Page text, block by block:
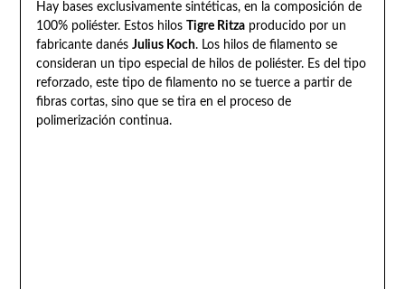
Hay bases exclusivamente sintéticas, en la composición de
100% poliéster. Estos hilos
Tigre Ritzaproducido por un
fabricante danés Julius Koch. Los hilos de filamento se
consideran un tipo especial de hilos de poliéster. Es del tipo
reforzado, este tipo de filamento no se tuerce a partir de
fibras cortas, sino que se tira en el proceso de
polimerización continua.